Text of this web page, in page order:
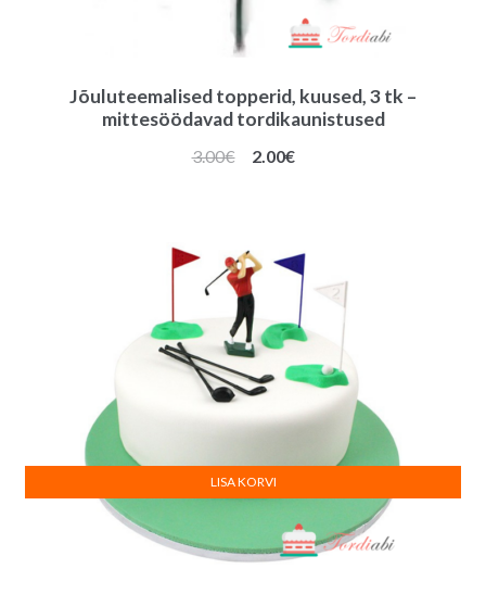
Jõuluteemalised topperid, kuused, 3 tk –
mittesöödavad tordikaunistused
3.00€
Algne
2.00€Praegune
LISA KORVI